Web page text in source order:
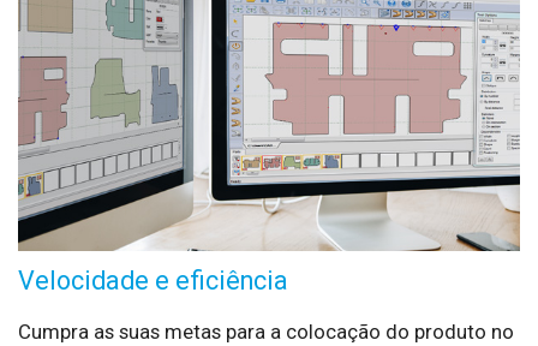
Velocidade e eficiência
Cumpra as suas metas para a colocação do produto no